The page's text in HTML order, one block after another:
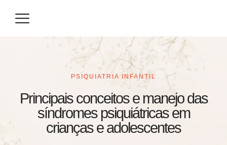
PSIQUIATRIA INFANTIL
Principais conceitos e manejo das
síndromes psiquiátricas em
crianças e adolescentes